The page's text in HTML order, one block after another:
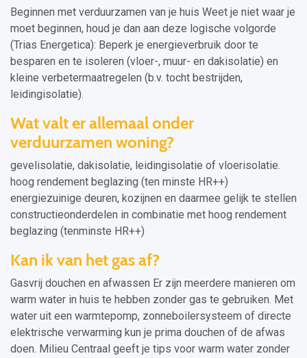
Beginnen met verduurzamen van je huis Weet je niet waar je
moet beginnen, houd je dan aan deze logische volgorde
(Trias Energetica): Beperk je energieverbruik door te
besparen en te isoleren (vloer-, muur- en dakisolatie) en
kleine verbetermaatregelen (b.v. tocht bestrijden,
leidingisolatie).
Wat valt er allemaal onder
verduurzamen woning?
gevelisolatie, dakisolatie, leidingisolatie of vloerisolatie.
hoog rendement beglazing (ten minste HR++)
energiezuinige deuren, kozijnen en daarmee gelijk te stellen
constructieonderdelen in combinatie met hoog rendement
beglazing (tenminste HR++)
Kan ik van het gas af?
Gasvrij douchen en afwassen Er zijn meerdere manieren om
warm water in huis te hebben zonder gas te gebruiken. Met
water uit een warmtepomp, zonneboilersysteem of directe
elektrische verwarming kun je prima douchen of de afwas
doen. Milieu Centraal geeft je tips voor warm water zonder